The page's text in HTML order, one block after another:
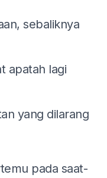
sebaliknya
apatah lagi
yang dilarang
pada saat-